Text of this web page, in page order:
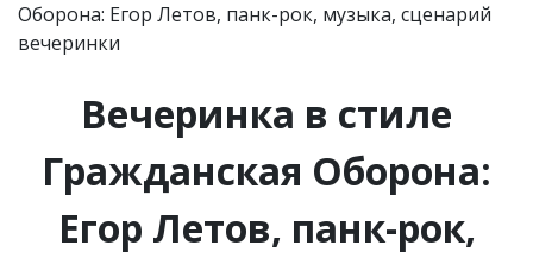
Оборона: Егор Летов, панк-рок, музыка, сценарий
вечеринки
Вечеринка в стиле
Гражданская Оборона:
Егор Летов, панк-рок,